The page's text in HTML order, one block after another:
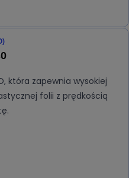
która zapewnia wysokiej
folii z prędkością